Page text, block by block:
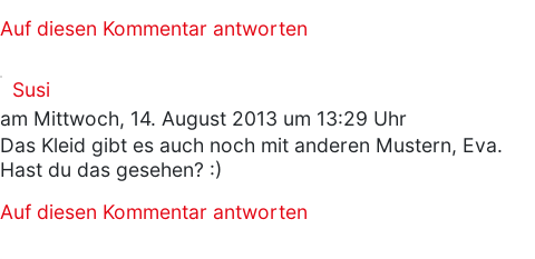
Auf diesen Kommentar antworten
Susi
am Mittwoch, 14. August 2013 um 13:29 Uhr
Das Kleid gibt es auch noch mit anderen Mustern, Eva.
Hast du das gesehen? :)
Auf diesen Kommentar antworten